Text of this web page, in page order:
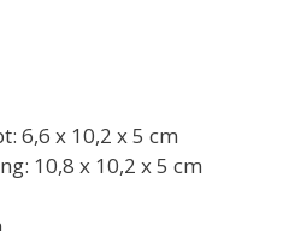
6,6 x 10,2 x 5 cm
10,8 x 10,2 x 5 cm